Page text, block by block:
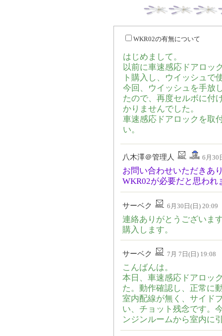
WKR02の有無について
はじめまして。
以前に車速感応ドアロッ
ト購入し、ウイッシュで
今回、ウイッシュを手放
たので、再度セルボに付
かりませんでした。
車速感応ドアロックを取
い。
八木澤＠管理人 6月30
お問い合わせいただきあ
WKR02が必要だと思われ
サーベク 6月30日(日) 20:09
連絡ありがとうございま
購入します。
サーベク 7月 7日(日) 19:08
こんばんは。
本日、車速感応ドアロッ
た。動作確認し、正常に
室内配線が無く、サイド
い、チョット残念です。
ンジンルームから室内に